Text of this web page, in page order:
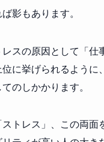
影もあります。
スの原因として「仕
に挙げられるように
のしかかります。
ストレス」、この両面